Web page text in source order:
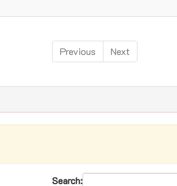
Previous
Next
Search: